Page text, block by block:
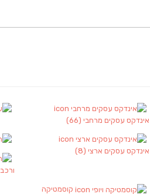
אינדקס עסקים מרחבי (66)
אינדקס עסקים ארצי (8)
ורכב
קוסמטיקה